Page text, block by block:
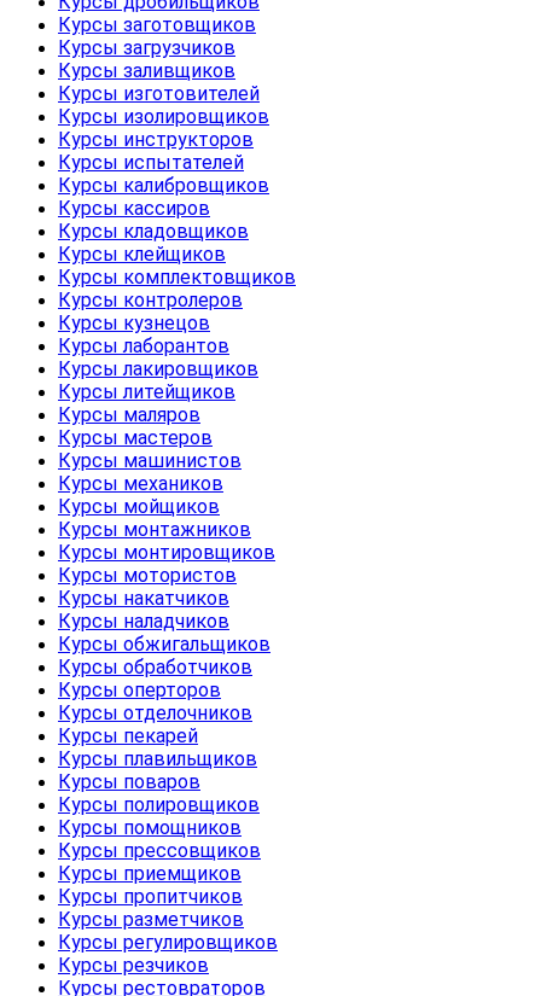
Курсы заготовщиков
Курсы загрузчиков
Курсы заливщиков
Курсы изготовителей
Курсы изолировщиков
Курсы инструкторов
Курсы испытателей
Курсы калибровщиков
Курсы кассиров
Курсы кладовщиков
Курсы клейщиков
Курсы комплектовщиков
Курсы контролеров
Курсы кузнецов
Курсы лаборантов
Курсы лакировщиков
Курсы литейщиков
Курсы маляров
Курсы мастеров
Курсы машинистов
Курсы механиков
Курсы мойщиков
Курсы монтажников
Курсы монтировщиков
Курсы мотористов
Курсы накатчиков
Курсы наладчиков
Курсы обжигальщиков
Курсы обработчиков
Курсы оперторов
Курсы отделочников
Курсы пекарей
Курсы плавильщиков
Курсы поваров
Курсы полировщиков
Курсы помощников
Курсы прессовщиков
Курсы приемщиков
Курсы пропитчиков
Курсы разметчиков
Курсы регулировщиков
Курсы резчиков
Курсы рестовраторов